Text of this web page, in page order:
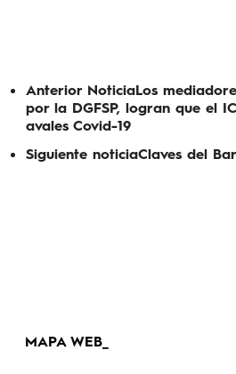
Anterior NoticiaLos
por la DGFSP, logran que el
avales Covid-19
Siguiente noticiaClaves del
MAPA WEB_